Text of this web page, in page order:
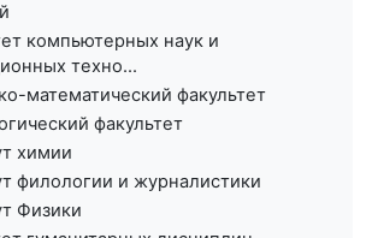
компьютерных наук и
техно...
математический факультет
факультет
химии
филологии и журналистики
Физики